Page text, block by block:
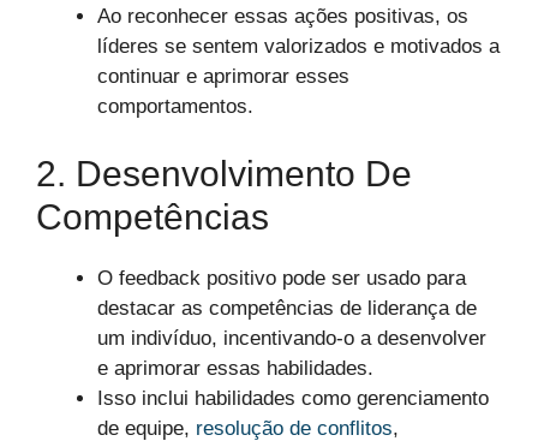
Ao reconhecer essas ações positivas, os
líderes se sentem valorizados e motivados a
continuar e aprimorar esses
comportamentos.
2. Desenvolvimento De
Competências
O feedback positivo pode ser usado para
destacar as competências de liderança de
um indivíduo, incentivando-o a desenvolver
e aprimorar essas habilidades.
Isso inclui habilidades como gerenciamento
de equipe, resolução de conflitos,